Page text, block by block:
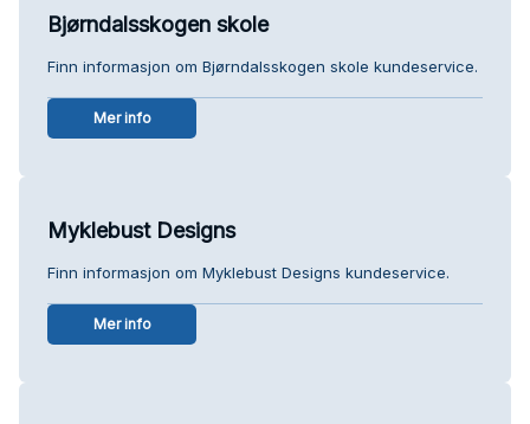
Bjørndalsskogen skole
Finn informasjon om Bjørndalsskogen skole kundeservice.
Mer info
Myklebust Designs
Finn informasjon om Myklebust Designs kundeservice.
Mer info